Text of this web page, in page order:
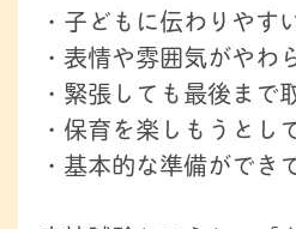
・子どもに伝わりやす
・表情や雰囲気がやわ
・緊張しても最後まで
・保育を楽しもうとし
・基本的な準備ができ